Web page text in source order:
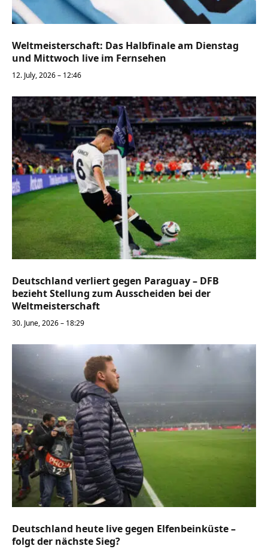
Weltmeisterschaft: Das Halbfinale am Dienstag
und Mittwoch live im Fernsehen
12. July, 2026 – 12:46
Deutschland verliert gegen Paraguay – DFB
bezieht Stellung zum Ausscheiden bei der
Weltmeisterschaft
30. June, 2026 – 18:29
Deutschland heute live gegen Elfenbeinküste –
folgt der nächste Sieg?